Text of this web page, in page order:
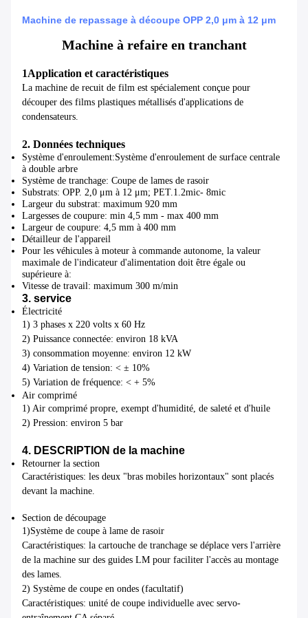
Machine de repassage à découpe OPP 2,0 μm à 12 μm
Machine à refaire en tranchant
1Application et caractéristiques
La machine de recuit de film est spécialement conçue pour
découper des films plastiques métallisés d'applications de
condensateurs.
2. Données techniques
Système d'enroulement:Système d'enroulement de surface centrale
à double arbre
Système de tranchage: Coupe de lames de rasoir
Substrats: OPP. 2,0 μm à 12 μm; PET.1.2mic- 8mic
Largeur du substrat: maximum 920 mm
Largesses de coupure: min 4,5 mm - max 400 mm
Largeur de coupure: 4,5 mm à 400 mm
Détailleur de l'appareil
Pour les véhicules à moteur à commande autonome, la valeur
maximale de l'indicateur d'alimentation doit être égale ou
supérieure à:
Vitesse de travail: maximum 300 m/min
3. service
Électricité
1) 3 phases x 220 volts x 60 Hz
2) Puissance connectée: environ 18 kVA
3) consommation moyenne: environ 12 kW
4) Variation de tension: < ± 10%
5) Variation de fréquence: < + 5%
Air comprimé
1) Air comprimé propre, exempt d'humidité, de saleté et d'huile
2) Pression: environ 5 bar
4. DESCRIPTION de la machine
Retourner la section
Caractéristiques: les deux "bras mobiles horizontaux" sont placés
devant la machine.
Section de découpage
1)Système de coupe à lame de rasoir
Caractéristiques: la cartouche de tranchage se déplace vers l'arrière
de la machine sur des guides LM pour faciliter l'accès au montage
des lames.
2) Système de coupe en ondes (facultatif)
Caractéristiques: unité de coupe individuelle avec servo-